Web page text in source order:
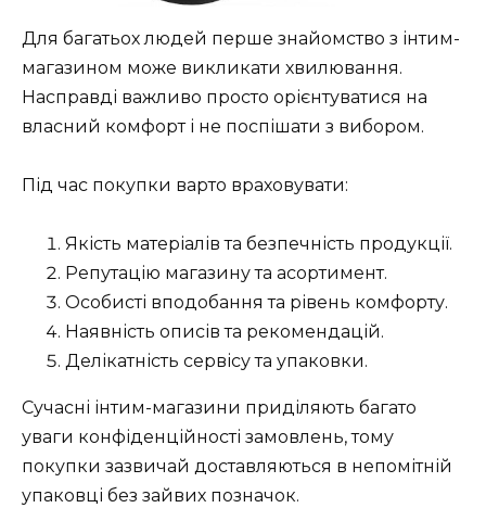
Для багатьох людей перше знайомство з інтим-
магазином може викликати хвилювання.
Насправді важливо просто орієнтуватися на
власний комфорт і не поспішати з вибором.
Під час покупки варто враховувати:
Якість матеріалів та безпечність продукції.
Репутацію магазину та асортимент.
Особисті вподобання та рівень комфорту.
Наявність описів та рекомендацій.
Делікатність сервісу та упаковки.
Сучасні інтим-магазини приділяють багато
уваги конфіденційності замовлень, тому
покупки зазвичай доставляються в непомітній
упаковці без зайвих позначок.